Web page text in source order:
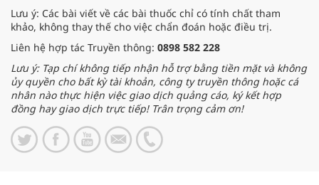
Lưu ý: Các bài viết về các bài thuốc chỉ có tính chất tham
khảo, không thay thế cho việc chẩn đoán hoặc điều trị.
Liên hệ hợp tác Truyền thông: 0898 582 228
Lưu ý: Tạp chí không tiếp nhận hỗ trợ bằng tiền mặt và không
ủy quyền cho bất kỳ tài khoản, công ty truyền thông hoặc cá
nhân nào thực hiện việc giao dịch quảng cáo, ký kết hợp
đồng hay giao dịch trực tiếp! Trân trọng cảm ơn!